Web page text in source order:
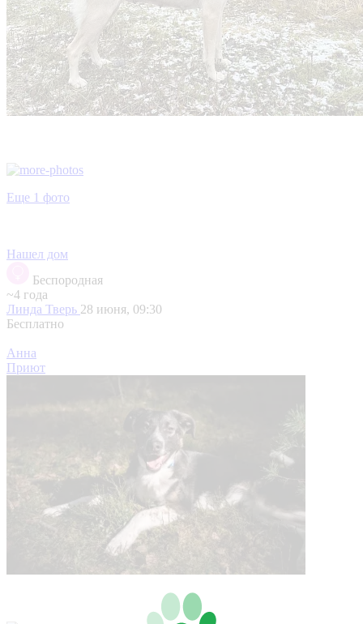
Еще 1 фото
Нашел дом
Беспородная
~4 года
Линда Тверь 28 июня, 09:30
Бесплатно
Анна
Приют